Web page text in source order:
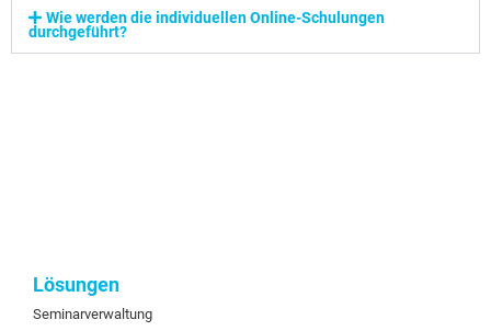
Wie werden die individuellen Online-Schulungen
durchgeführt?
Lösungen
Seminarverwaltung